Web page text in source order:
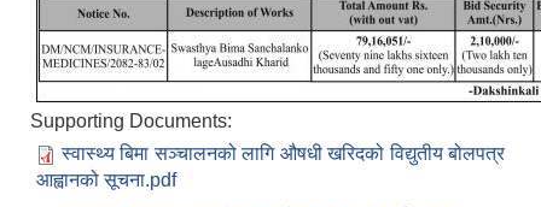
Supporting Documents:
स्वास्थ्य बिमा सञ्‍चालनको लागि औषधी खरिदको विद्युतीय बोलपत्र
आह्वानको सूचना.pdf